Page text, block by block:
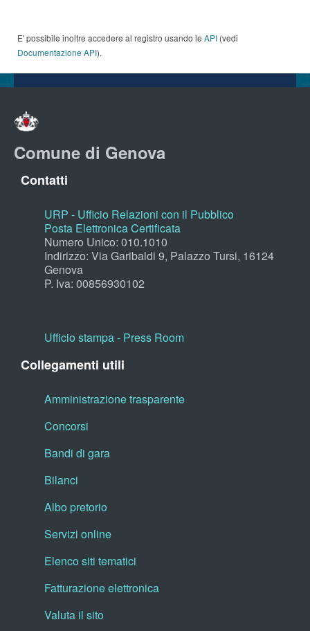
E' possibile inoltre accedere al registro usando le API (vedi
Documentazione API).
Comune di Genova
Contatti
URP - Ufficio Relazioni con il Pubblico
Posta Elettronica Certificata
Numero Unico: 010.1010
Indirizzo: Via Garibaldi 9, Palazzo Tursi, 16124
Genova
P. Iva: 00856930102
Ufficio stampa - Press Room
Collegamenti utili
Amministrazione trasparente
Concorsi
Bandi di gara
Bilanci
Albo pretorio
Servizi online
Elenco siti tematici
Fatturazione elettronica
Valuta il sito